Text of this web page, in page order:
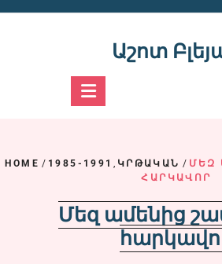
Աշոտ
HOME / 1985-1991 , ԿՐԹԱԿԱՆ / ՄԵԶ
ՀԱՐԿԱՎՈՐ
Մեզ ամենից